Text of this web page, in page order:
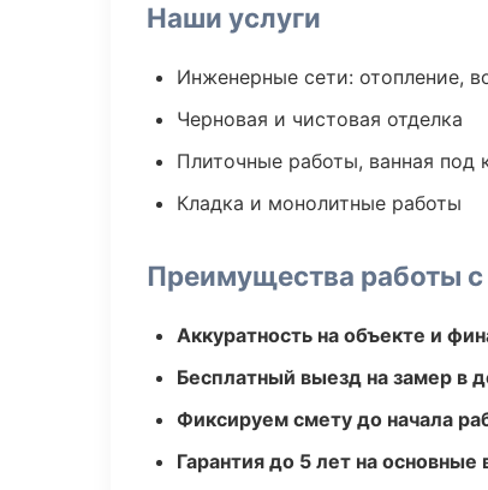
Наши услуги
Инженерные сети: отопление,
Черновая и чистовая отделка
Плиточные работы, ванная под
Кладка и монолитные работы
Преимущества работы
Аккуратность на объекте и
Бесплатный выезд на замер в
Фиксируем смету до начала
Гарантия до 5 лет на